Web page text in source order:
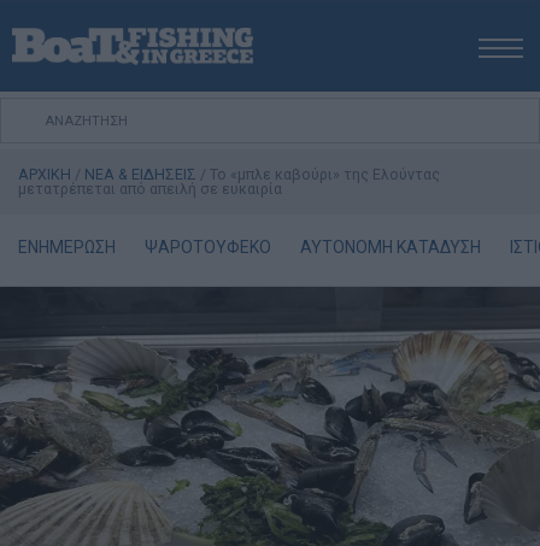
ΑΡΧΙΚΗ
ΕΚΔΟΣΕΙΣ
ΨΑΡΕΜΑ ΑΠΟ ΣΚΑΦΟΣ
ΣΚΑΦΟΣ
VIDEO
ΕΞΟΠΛΙΣΜΟΣ
ΘΕΣΣΑΛΟΝΙΚΗ BOAT & FISHING SHOW 2025
BOAT & FISHING SHOW 2025
ΑΡΧΙΚΗ / ΝΕΑ & ΕΙΔΗΣΕΙΣ / Το «μπλε καβούρι» της Ελούντας
μετατρέπεται από απειλή σε ευκαιρία
ΕΝΗΜΕΡΩΣΗ ΨΑΡΟΤΟΥΦΕΚΟ ΑΥΤΟΝΟΜΗ ΚΑΤΑΔΥΣΗ